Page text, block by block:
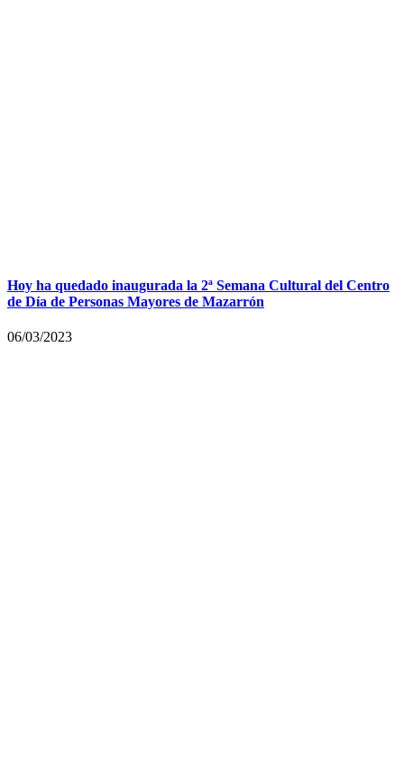
Hoy ha quedado inaugurada la 2ª Semana Cultural del Centro
de Día de Personas Mayores de Mazarrón
06/03/2023